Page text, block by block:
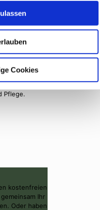
Cookies
in einen
- wir
Angebot für
Pflege.
kostenfreien
Ihr
Oder haben